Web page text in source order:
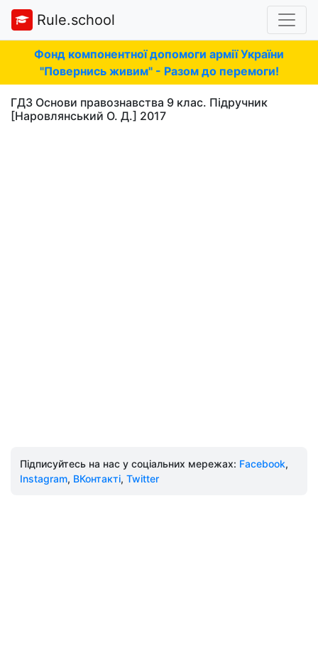
Rule.school
Фонд компонентної допомоги армії України
"Повернись живим" - Разом до перемоги!
ГДЗ Основи правознавства 9 клас. Підручник
[Наровлянський О. Д.] 2017
Підписуйтесь на нас у соціальних мережах: Facebook,
Instagram, ВКонтакті, Twitter